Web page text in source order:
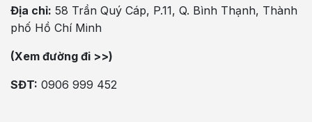
Địa chỉ: 58 Trần Quý Cáp, P.11, Q. Bình Thạnh, Thành
phố Hồ Chí Minh
(Xem đường đi >>)
SĐT: 0906 999 452